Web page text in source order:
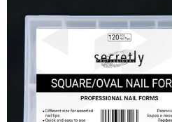
галерията
изображенията